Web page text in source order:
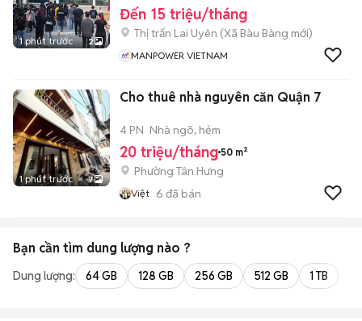
1 phút trước 2
Đến 15 triệu/tháng
Thị trấn Lai Uyên (Xã Bàu Bàng mới)
MANPOWER VIETNAM
1 phút trước 7
Cho thuê nhà nguyên căn Quận 7
4 PN Nhà ngõ, hẻm
20 triệu/tháng 50 m²
Phường Tân Hưng
Việt 6 đã bán
Bạn cần tìm dung lượng nào ?
Dung lượng: 64 GB 128 GB 256 GB 512 GB 1 TB